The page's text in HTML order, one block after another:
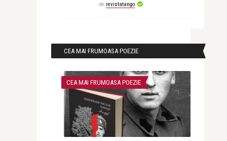
de revistatango
CEA MAI FRUMOASA POEZIE
CEA MAI FRUMOASA POEZIE